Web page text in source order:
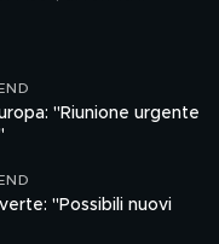
"Riunione urgente
"Possibili nuovi